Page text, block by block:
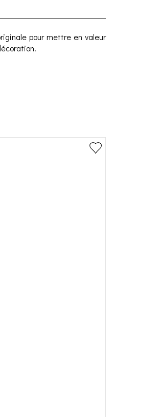
pour mettre en valeur